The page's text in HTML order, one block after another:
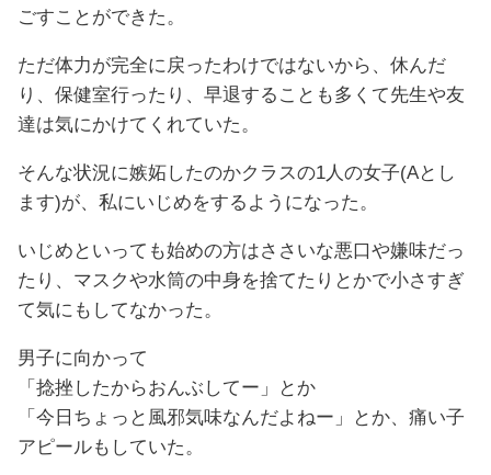
ごすことができた。
ただ体力が完全に戻ったわけではないから、休んだ
り、保健室行ったり、早退することも多くて先生や友
達は気にかけてくれていた。
そんな状況に嫉妬したのかクラスの1人の女子(Aとし
ます)が、私にいじめをするようになった。
いじめといっても始めの方はささいな悪口や嫌味だっ
たり、マスクや水筒の中身を捨てたりとかで小さすぎ
て気にもしてなかった。
男子に向かって
「捻挫したからおんぶしてー」とか
「今日ちょっと風邪気味なんだよねー」とか、痛い子
アピールもしていた。